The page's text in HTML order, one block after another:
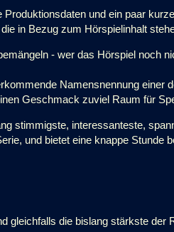
und ein paar
in Bezug zum Hörspielinhalt
- wer das Hörspiel noch
Namensnennung einer
Geschmack zuviel Raum für
stimmigste, interessanteste,
und bietet eine knappe Stunde
gleichfalls die bislang stärkste der